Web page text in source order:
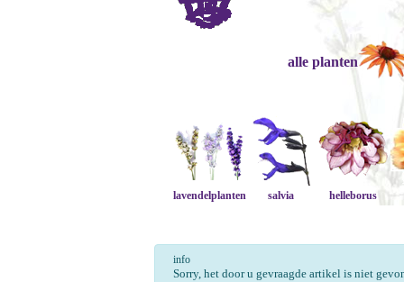
alle planten
lavendelplanten salvia helleborus
info
Sorry, het door u gevraagde artikel is niet